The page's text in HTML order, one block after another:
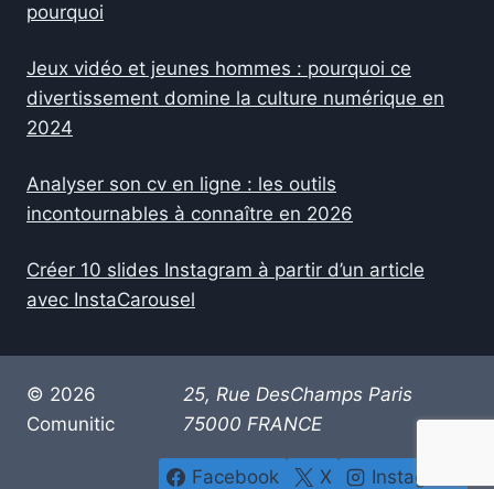
pourquoi
Jeux vidéo et jeunes hommes : pourquoi ce
divertissement domine la culture numérique en
2024
Analyser son cv en ligne : les outils
incontournables à connaître en 2026
Créer 10 slides Instagram à partir d’un article
avec InstaCarousel
© 2026
Comunitic
25, Rue DesChamps Paris
75000 FRANCE
Facebook X Instagram